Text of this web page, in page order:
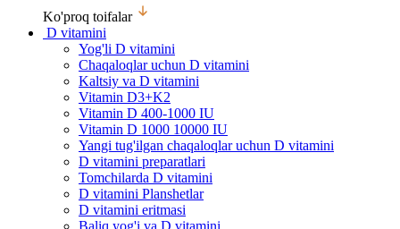
Ko'proq toifalar
D vitamini
Yog'li D vitamini
Chaqaloqlar uchun D vitamini
Kaltsiy va D vitamini
Vitamin D3+K2
Vitamin D 400-1000 IU
Vitamin D 1000 10000 IU
Yangi tug'ilgan chaqaloqlar uchun D vitamini
D vitamini preparatlari
Tomchilarda D vitamini
D vitamini Planshetlar
D vitamini eritmasi
Baliq yog'i va D vitamini